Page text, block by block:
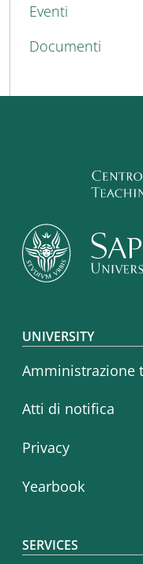
Eventi
Documenti
Footer
UNIVERSITY
Amministrazione
Atti di notifica
Privacy
Yearbook
SERVICES